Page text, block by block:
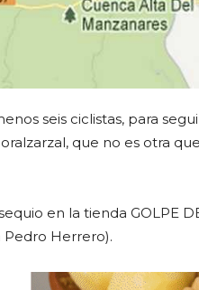
seis ciclistas, para
que no es otra
en la tienda GOLPE
Pedro Herrero).